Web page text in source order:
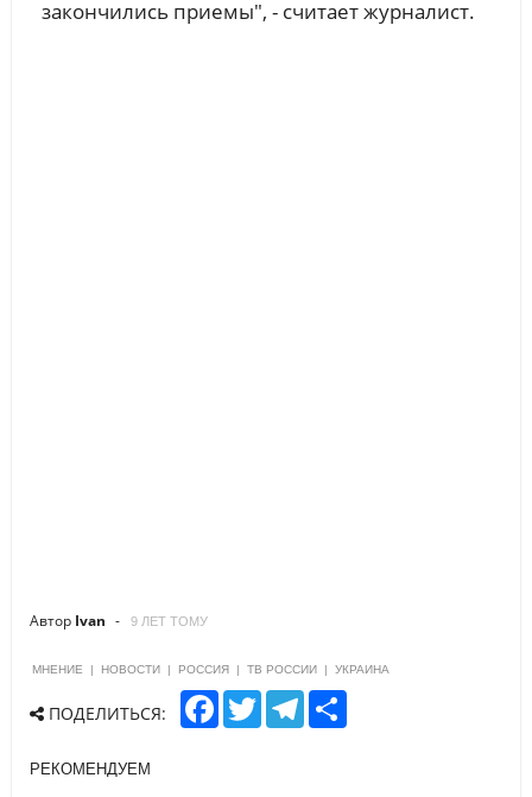
закончились приемы", - считает журналист.
Автор Ivan 9 ЛЕТ ТОМУ
МНЕНИЕ | НОВОСТИ | РОССИЯ | ТВ РОССИИ | УКРАИНА
ПОДЕЛИТЬСЯ:
F
T
w
T
S
РЕКОМЕНДУЕМ